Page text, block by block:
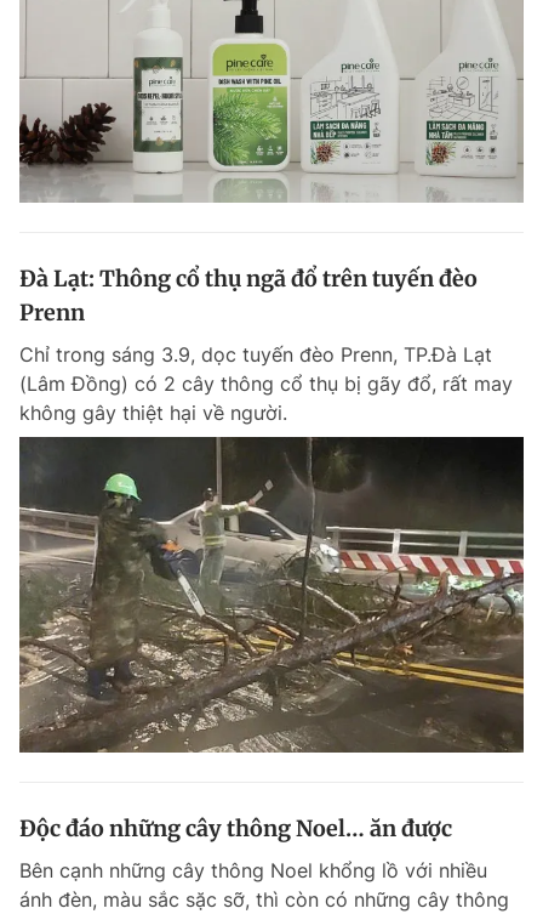
Đà Lạt: Thông cổ thụ ngã đổ trên tuyến đèo
Prenn
Chỉ trong sáng 3.9, dọc tuyến đèo Prenn, TP.Đà Lạt
(Lâm Đồng) có 2 cây thông cổ thụ bị gãy đổ, rất may
không gây thiệt hại về người.
Độc đáo những cây thông Noel… ăn được
Bên cạnh những cây thông Noel khổng lồ với nhiều
ánh đèn, màu sắc sặc sỡ, thì còn có những cây thông